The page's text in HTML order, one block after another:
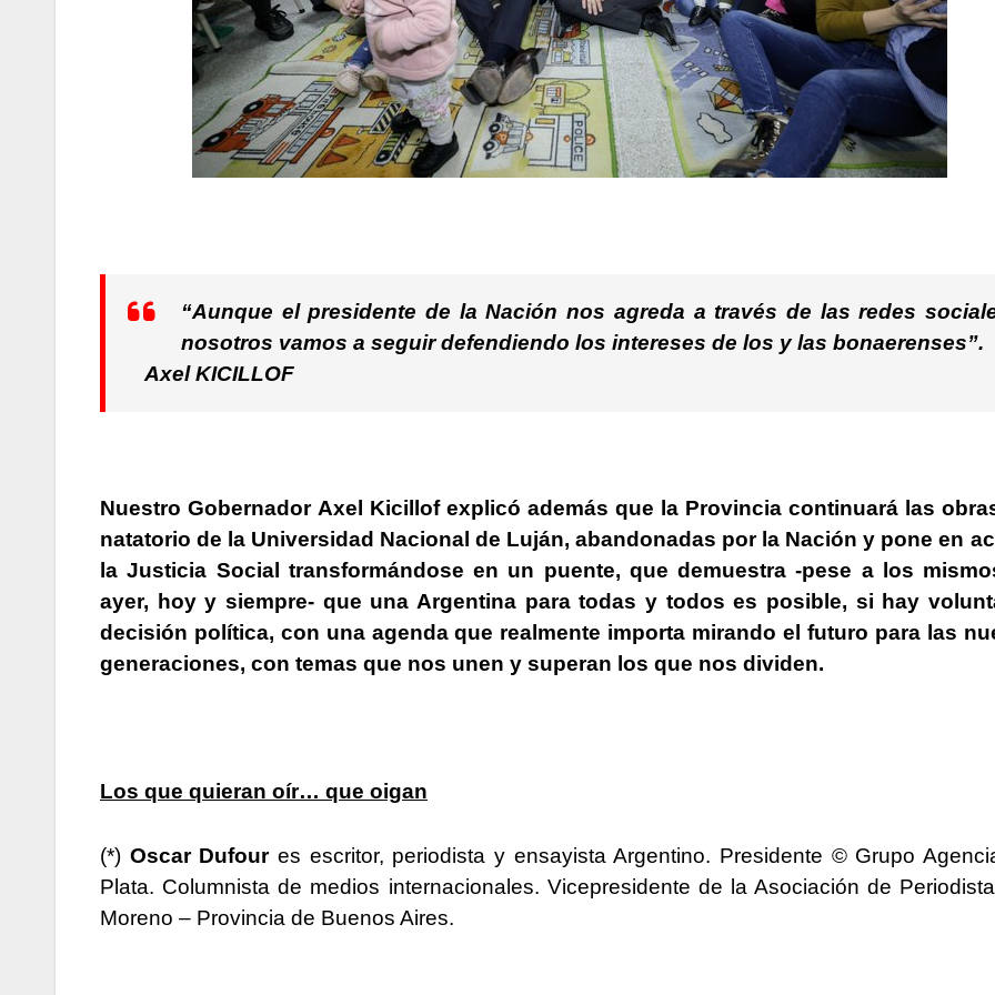
“Aunque el presidente de la Nación nos agreda a través de las redes
nosotros vamos a seguir defendiendo los intereses de los y las bonaerenses”.
Axel KICILLOF
Nuestro GobernadorAxel Kicillofexplicó además que la Provincia continuará las
natatorio de la Universidad Nacional de Luján, abandonadas por la Nación y pone en
la Justicia Social transformándose en un puente, que demuestra -pese a los
ayer, hoy y siempre- que una Argentina para todas y todos es posible, si hay
decisión política, con una agenda que realmente importa mirando el futuro para las
generaciones, con temas que nos unen y superan los que nos dividen.
Los que quieran oír… que oigan
(*) Oscar Dufour es escritor, periodista y ensayista Argentino. Presidente © Grupo
Plata. Columnista de medios internacionales. Vicepresidente de la Asociación de
Moreno – Provincia de Buenos Aires.